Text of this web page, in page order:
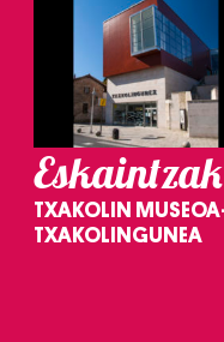
Eskaintzak
TXAKOLIN
TXAKOLINGUNEA